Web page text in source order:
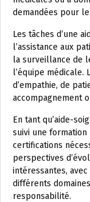
demandées pour
Les tâches d’une
l’assistance aux
la surveillance de
l’équipe médicale.
d’empathie, de
accompagnement
En tant qu’aide-
suivi une
certifications
perspectives
intéressantes,
différents
responsabilité.